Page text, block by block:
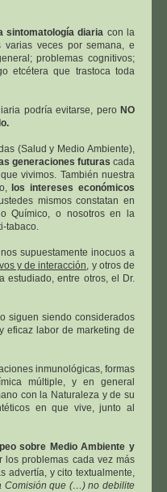
sintomatología diaria con la
veces por semana, e
problemas cognitivos;
etcétera que trastoca toda
podría evitarse, pero NO
(Salud y Medio Ambiente),
generaciones futuras cada
vivimos. También nuestra
los intereses económicos
mismos constatan en
Químico, o nosotros en la
tabaco.
supuestamente inocuos a
y de interacción, y otros de
estudiado, entre otros, el Dr.
siguen siendo considerados
eficaz labor de marketing de
inmunológicas, formas
múltiple, y en general
con la Naturaleza y de su
en que vive, junto al
sobre Medio Ambiente y
los problemas cada vez más
advertía, y cito textualmente,
Comisión que (…) no debilite